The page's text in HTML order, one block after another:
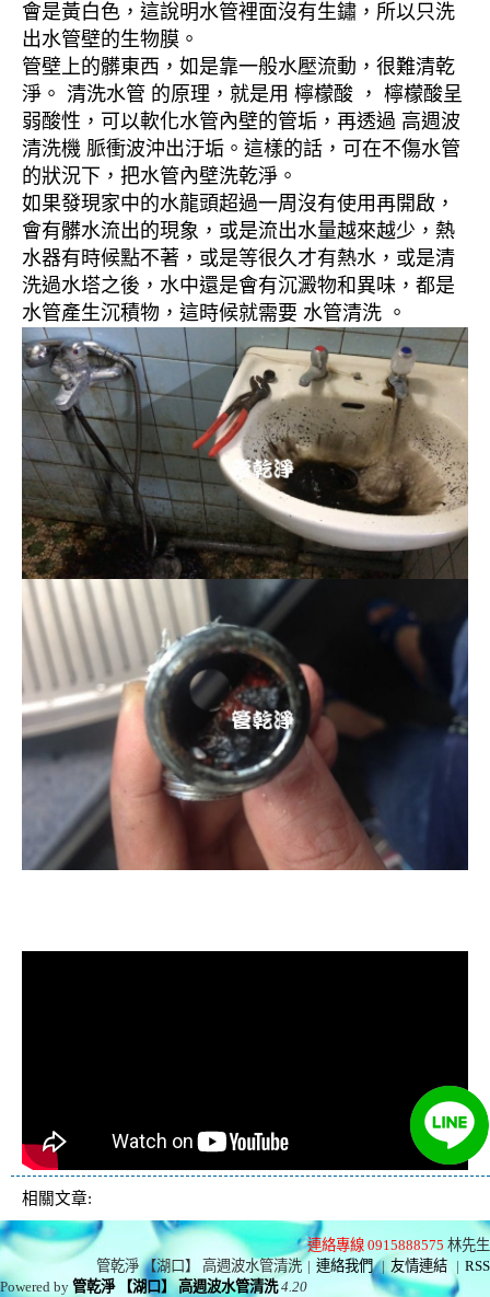
會是黃白色，這說明水管裡面沒有生鏽，所以只洗
出水管壁的生物膜。
管壁上的髒東西，如是靠一般水壓流動，很難清乾
淨。 清洗水管 的原理，就是用 檸檬酸 ， 檸檬酸呈
弱酸性，可以軟化水管內壁的管垢，再透過 高週波
清洗機 脈衝波沖出汙垢。這樣的話，可在不傷水管
的狀況下，把水管內壁洗乾淨。
如果發現家中的水龍頭超過一周沒有使用再開啟，
會有髒水流出的現象，或是流出水量越來越少，熱
水器有時候點不著，或是等很久才有熱水，或是清
洗過水塔之後，水中還是會有沉澱物和異味，都是
水管產生沉積物，這時候就需要 水管清洗 。
相關文章:
連絡專線 0915888575 林先生
管乾淨 【湖口】 高週波水管清洗 | 連絡我們 | 友情連結 | RSS
Powered by管乾淨 【湖口】 高週波水管清洗 4.20